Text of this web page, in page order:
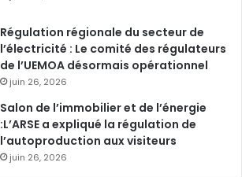
Régulation régionale du secteur de
l’électricité : Le comité des régulateurs
de l’UEMOA désormais opérationnel
juin 26, 2026
Salon de l’immobilier et de l’énergie
:L’ARSE a expliqué la régulation de
l’autoproduction aux visiteurs
juin 26, 2026